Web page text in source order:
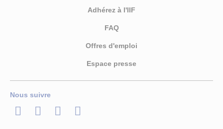
Adhérez à l'IIF
FAQ
Offres d'emploi
Espace presse
Nous suivre
LinkedInTwitterFacebook
Youtube